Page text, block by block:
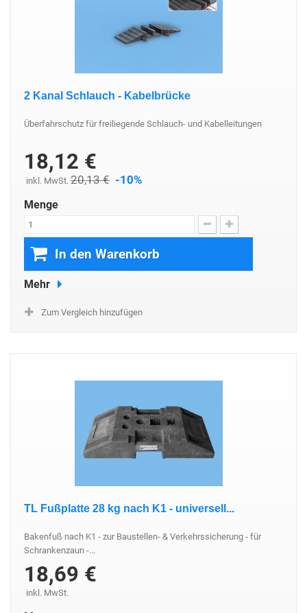
2 Kanal Schlauch - Kabelbrücke
Überfahrschutz für freiliegende Schlauch- und Kabelleitungen
18,12 €
inkl. MwSt. 20,13 € -10%
Menge
In den Warenkorb
Mehr
Zum Vergleich hinzufügen
TL Fußplatte 28 kg nach K1 - universell...
Bakenfuß nach K1 - zur Baustellen- & Verkehrssicherung - für
Schrankenzaun -...
18,69 €
inkl. MwSt.